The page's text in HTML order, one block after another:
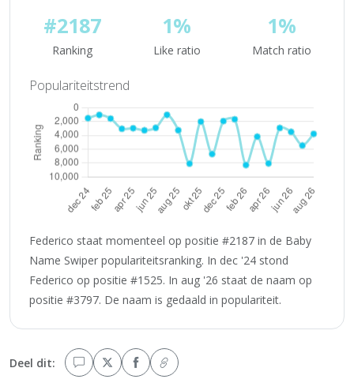
#2187
Ranking
1%
Like ratio
1%
Match ratio
Populariteitstrend
Federico staat momenteel op positie #2187 in de Baby
Name Swiper populariteitsranking. In dec '24 stond
Federico op positie #1525. In aug '26 staat de naam op
positie #3797. De naam is gedaald in populariteit.
Deel dit: